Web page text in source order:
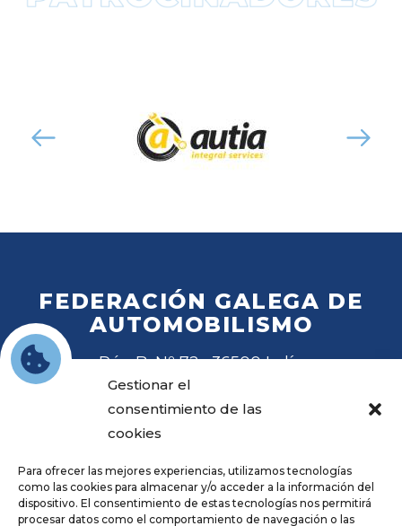
Gestionar el
consentimiento de las
cookies
Para ofrecer las mejores experiencias, utilizamos tecnologías
como las cookies para almacenar y/o acceder a la información del
dispositivo. El consentimiento de estas tecnologías nos permitirá
procesar datos como el comportamiento de navegación o las
FEDERACIÓN GALEGA DE
AUTOMOBILISMO
Rúa B, Nº 72 · 36500 Lalín
Tel. 988 27 28 41
Emailfga@fga.es